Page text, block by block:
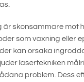
är skonsammare mot
som vaxning eller
kan orsaka
lasertekniken
problem. Dess